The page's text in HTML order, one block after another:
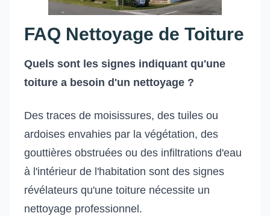
FAQ Nettoyage de Toiture
Quels sont les signes indiquant qu'une
toiture a besoin d'un nettoyage ?
Des traces de moisissures, des tuiles ou
ardoises envahies par la végétation, des
gouttières obstruées ou des infiltrations d'eau
à l'intérieur de l'habitation sont des signes
révélateurs qu'une toiture nécessite un
nettoyage professionnel.